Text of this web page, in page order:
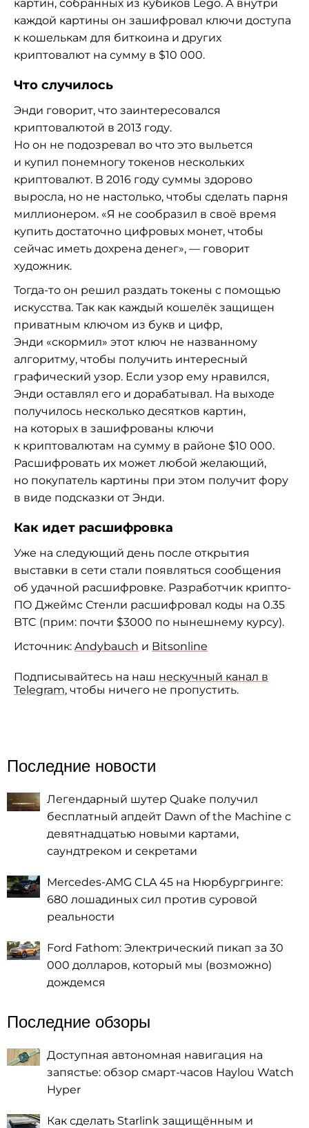
картин, собранных из кубиков Lego. А внутри
каждой картины он зашифровал ключи доступа
к кошелькам для биткоина и других
криптовалют на сумму в $10 000.
Что случилось
Энди говорит, что заинтересовался
криптовалютой в 2013 году.
Но он не подозревал во что это выльется
и купил понемногу токенов нескольких
криптовалют. В 2016 году суммы здорово
выросла, но не настолько, чтобы сделать парня
миллионером. «Я не сообразил в своё время
купить достаточно цифровых монет, чтобы
сейчас иметь дохрена денег», — говорит
художник.
Тогда-то он решил раздать токены с помощью
искусства. Так как каждый кошелёк защищен
приватным ключом из букв и цифр,
Энди «скормил» этот ключ не названному
алгоритму, чтобы получить интересный
графический узор. Если узор ему нравился,
Энди оставлял его и дорабатывал. На выходе
получилось несколько десятков картин,
на которых в зашифрованы ключи
к криптовалютам на сумму в районе $10 000.
Расшифровать их может любой желающий,
но покупатель картины при этом получит фору
в виде подсказки от Энди.
Как идет расшифровка
Уже на следующий день после открытия
выставки в сети стали появляться сообщения
об удачной расшифровке. Разработчик крипто-
ПО Джеймс Стенли расшифровал коды на 0.35
BTC (прим: почти $3000 по нынешнему курсу).
Источник: Andybauch и Bitsonline
Подписывайтесь на наш нескучный канал в
Telegram, чтобы ничего не пропустить.
Последние новости
Легендарный шутер Quake получил
бесплатный апдейт Dawn of the Machine с
девятнадцатью новыми картами,
саундтреком и секретами
Mercedes-AMG CLA 45 на Нюрбургринге:
680 лошадиных сил против суровой
реальности
Ford Fathom: Электрический пикап за 30
000 долларов, который мы (возможно)
дождемся
Последние обзоры
Доступная автономная навигация на
запястье: обзор смарт-часов Haylou Watch
Hyper
Как сделать Starlink защищённым и